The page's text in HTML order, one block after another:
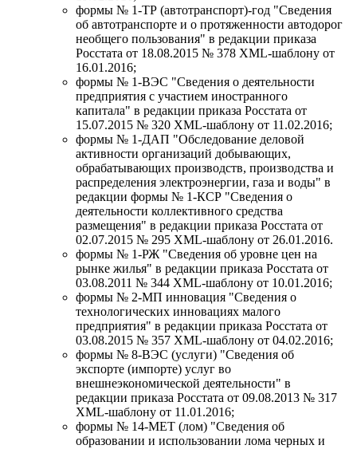
формы № 1-ТР (автотранспорт)-год "Сведения
об автотранспорте и о протяженности автодорог
необщего пользования" в редакции приказа
Росстата от 18.08.2015 № 378 XML-шаблону от
16.01.2016;
формы № 1-ВЭС "Сведения о деятельности
предприятия с участием иностранного
капитала" в редакции приказа Росстата от
15.07.2015 № 320 XML-шаблону от 11.02.2016;
формы № 1-ДАП "Обследование деловой
активности организаций добывающих,
обрабатывающих производств, производства и
распределения электроэнергии, газа и воды" в
редакции формы № 1-КСР "Сведения о
деятельности коллективного средства
размещения" в редакции приказа Росстата от
02.07.2015 № 295 XML-шаблону от 26.01.2016.
формы № 1-РЖ "Сведения об уровне цен на
рынке жилья" в редакции приказа Росстата от
03.08.2011 № 344 XML-шаблону от 10.01.2016;
формы № 2-МП инновация "Сведения о
технологических инновациях малого
предприятия" в редакции приказа Росстата от
03.08.2015 № 357 XML-шаблону от 04.02.2016;
формы № 8-ВЭС (услуги) "Сведения об
экспорте (импорте) услуг во
внешнеэкономической деятельности" в
редакции приказа Росстата от 09.08.2013 № 317
XML-шаблону от 11.01.2016;
формы № 14-МЕТ (лом) "Сведения об
образовании и использовании лома черных и